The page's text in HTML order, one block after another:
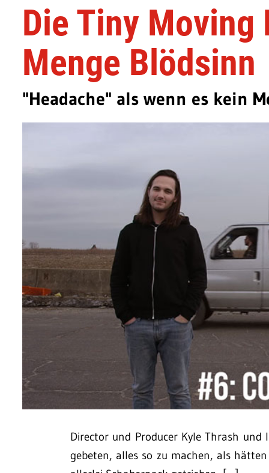
Die Tiny Moving
Menge Blödsinn
"Headache" als wenn es kein
Director und Producer Kyle Thrash und
gebeten, alles so zu machen, als